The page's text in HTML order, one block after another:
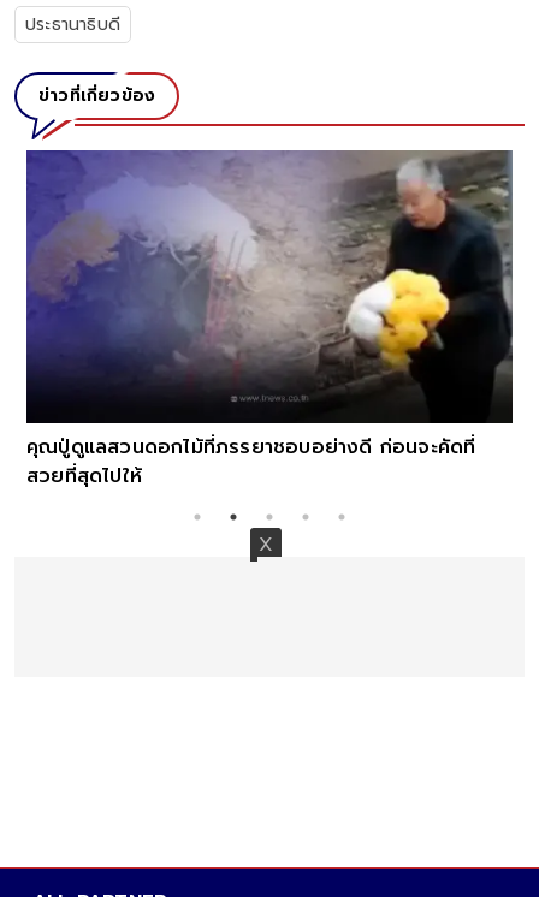
ประธานาธิบดี
ข่าวที่เกี่ยวข้อง
คุณปู่ดูแลสวนดอกไม้ที่ภรรยาชอบอย่างดี ก่อนจะคัดที่
สวยที่สุดไปให้